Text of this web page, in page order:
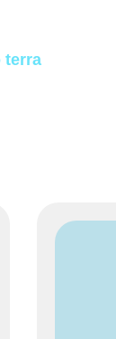
terra